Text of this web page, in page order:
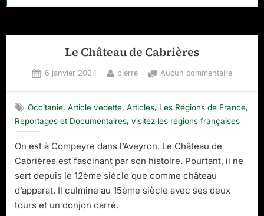
Le Château de Cabrières
Posted
6 janvier 2024 By
pierre Aucun commentairesur
de
Occitanie, Article vedette, Articles, Les Régions de France,
Reportages et Documentaires, visitez les régions françaises
On est à Compeyre dans l’Aveyron. Le Château de
Cabrières est fascinant par son histoire. Pourtant, il ne
sert depuis le 12ème siècle que comme château
d’apparat. Il culmine au 15ème siècle avec ses deux
tours et un donjon carré.